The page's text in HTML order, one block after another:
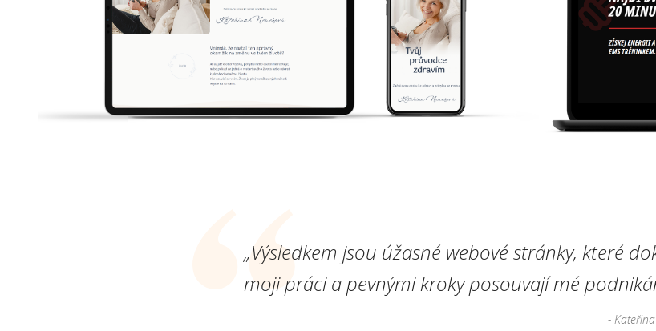
„Výsledkem jsou úžasné webové stránky, které
moji práci a pevnými kroky posouvají mé
-